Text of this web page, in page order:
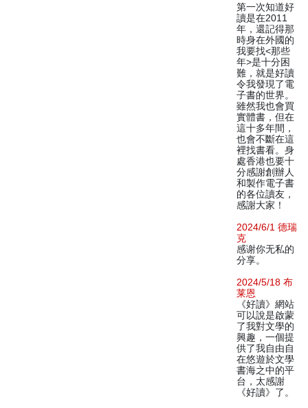
第一次知道好
讀是在2011
年，還記得那
時身在外國的
我要找<那些
年>是十分困
難，就是好讀
令我發現了電
子書的世界。
雖然我也會買
實體書，但在
這十多年間，
也會不斷在這
裡找書看。身
處香港也要十
分感謝創辦人
和製作電子書
的各位讀友，
感謝大家！
2024/6/1 德瑞
克
感谢你无私的
分享。
2024/5/18 布
莱恩
《好讀》網站
可以說是啟蒙
了我對文學的
興趣，一個提
供了我自由自
在悠遊於文學
書海之中的平
台，太感謝
《好讀》了。